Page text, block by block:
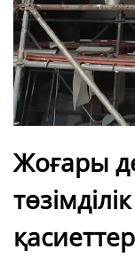
Жоғары
қасиеттер